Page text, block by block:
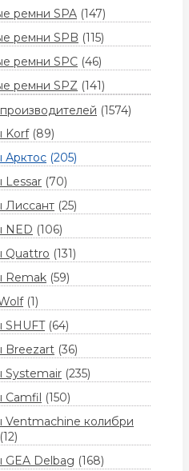
ремни SPA (147)
ремни SPB (115)
ремни SPC (46)
ремни SPZ (141)
(1574)
Korf (89)
Арктос (205)
Lessar (70)
Лиссант (25)
NED (106)
Quattro (131)
Remak (59)
(1)
SHUFT (64)
Breezart (36)
Systemair (235)
Camfil (150)
Ventmachine колибри
(12)
GEA Delbag (168)